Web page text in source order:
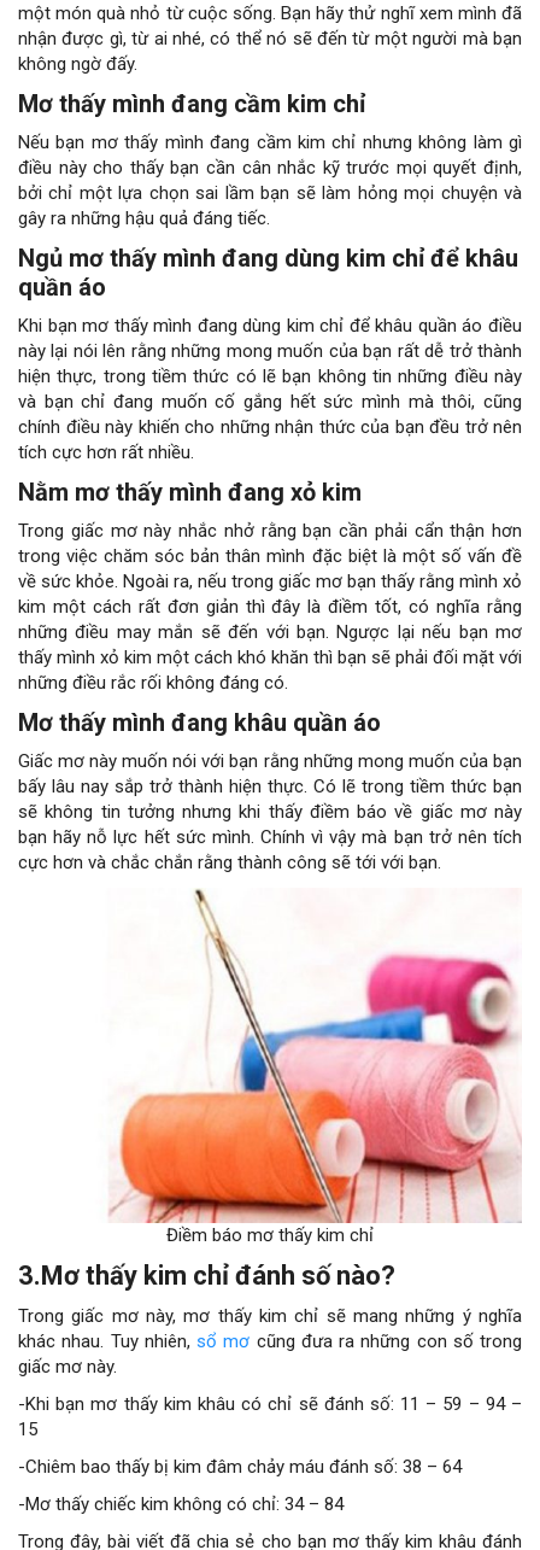
một món quà nhỏ từ cuộc sống. Bạn hãy thử nghĩ xem mình đã
nhận được gì, từ ai nhé, có thể nó sẽ đến từ một người mà bạn
không ngờ đấy.
Mơ thấy mình đang cầm kim chỉ
Nếu bạn mơ thấy mình đang cầm kim chỉ nhưng không làm gì
điều này cho thấy bạn cần cân nhắc kỹ trước mọi quyết định,
bởi chỉ một lựa chọn sai lầm bạn sẽ làm hỏng mọi chuyện và
gây ra những hậu quả đáng tiếc.
Ngủ mơ thấy mình đang dùng kim chỉ để khâu
quần áo
Khi bạn mơ thấy mình đang dùng kim chỉ để khâu quần áo điều
này lại nói lên rằng những mong muốn của bạn rất dễ trở thành
hiện thực, trong tiềm thức có lẽ bạn không tin những điều này
và bạn chỉ đang muốn cố gắng hết sức mình mà thôi, cũng
chính điều này khiến cho những nhận thức của bạn đều trở nên
tích cực hơn rất nhiều.
Nằm mơ thấy mình đang xỏ kim
Trong giấc mơ này nhắc nhở rằng bạn cần phải cẩn thận hơn
trong việc chăm sóc bản thân mình đặc biệt là một số vấn đề
về sức khỏe. Ngoài ra, nếu trong giấc mơ bạn thấy rằng mình xỏ
kim một cách rất đơn giản thì đây là điềm tốt, có nghĩa rằng
những điều may mắn sẽ đến với bạn. Ngược lại nếu bạn mơ
thấy mình xỏ kim một cách khó khăn thì bạn sẽ phải đối mặt với
những điều rắc rối không đáng có.
Mơ thấy mình đang khâu quần áo
Giấc mơ này muốn nói với bạn rằng những mong muốn của bạn
bấy lâu nay sắp trở thành hiện thực. Có lẽ trong tiềm thức bạn
sẽ không tin tưởng nhưng khi thấy điềm báo về giấc mơ này
bạn hãy nỗ lực hết sức mình. Chính vì vậy mà bạn trở nên tích
cực hơn và chắc chắn rằng thành công sẽ tới với bạn.
Điềm báo mơ thấy kim chỉ
3.Mơ thấy kim chỉ đánh số nào?
Trong giấc mơ này, mơ thấy kim chỉ sẽ mang những ý nghĩa
khác nhau. Tuy nhiên, sổ mơ cũng đưa ra những con số trong
giấc mơ này.
-Khi bạn mơ thấy kim khâu có chỉ sẽ đánh số: 11 – 59 – 94 –
15
-Chiêm bao thấy bị kim đâm chảy máu đánh số: 38 – 64
-Mơ thấy chiếc kim không có chỉ: 34 – 84
Trong đây, bài viết đã chia sẻ cho bạn mơ thấy kim khâu đánh